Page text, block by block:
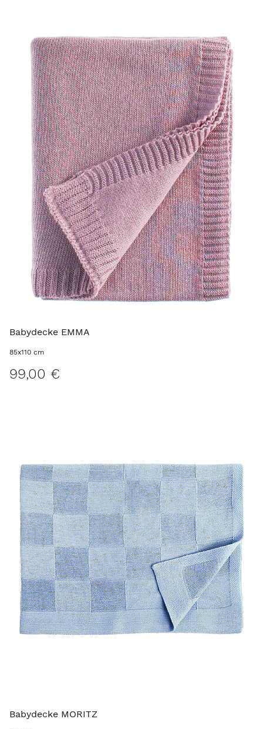
Babydecke EMMA
85x110 cm
99,00 €
Babydecke MORITZ